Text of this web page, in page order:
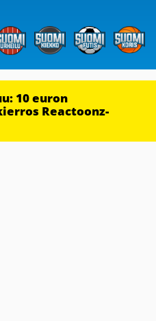
10 euron
Reactoonz-